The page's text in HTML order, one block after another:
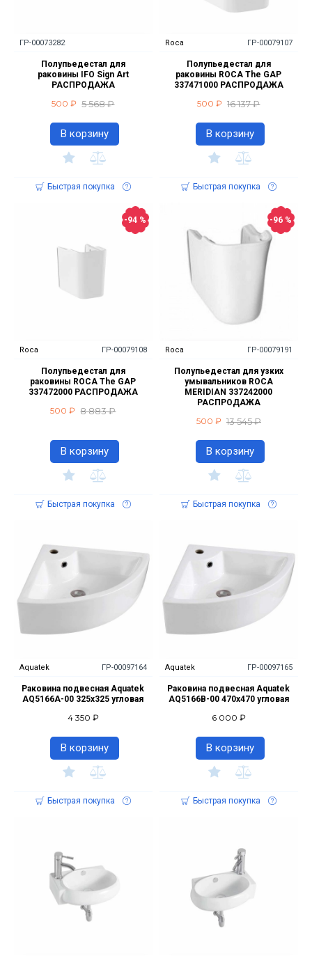
ГР-00073282
Полупьедестал для
раковины IFO Sign Art
РАСПРОДАЖА
500 ₽ 5 568 ₽
В корзину
Быстрая покупка
Roca ГР-00079107
Полупьедестал для
раковины ROCA The GAP
337471000 РАСПРОДАЖА
500 ₽ 16 137 ₽
В корзину
Быстрая покупка
-94 %
Roca ГР-00079108
Полупьедестал для
раковины ROCA The GAP
337472000 РАСПРОДАЖА
500 ₽ 8 883 ₽
В корзину
Быстрая покупка
-96 %
Roca ГР-00079191
Полупьедестал для узких
умывальников ROCA
MERIDIAN 337242000
РАСПРОДАЖА
500 ₽ 13 545 ₽
В корзину
Быстрая покупка
Aquatek ГР-00097164
Раковина подвесная Aquatek
AQ5166A-00 325х325 угловая
4 350 ₽
В корзину
Быстрая покупка
Aquatek ГР-00097165
Раковина подвесная Aquatek
AQ5166B-00 470х470 угловая
6 000 ₽
В корзину
Быстрая покупка